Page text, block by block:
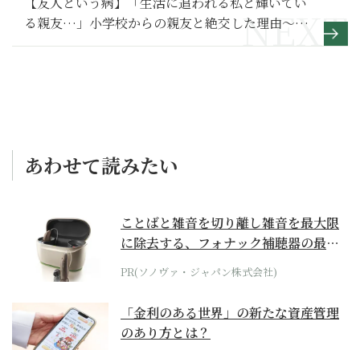
る親友…」小学校からの親友と絶交した理由～そ
の２～
あわせて読みたい
ことばと雑音を切り離し雑音を最大限
に除去する、フォナック補聴器の最上
位モデル
PR(ソノヴァ・ジャパン株式会社)
「金利のある世界」の新たな資産管理
のあり方とは？